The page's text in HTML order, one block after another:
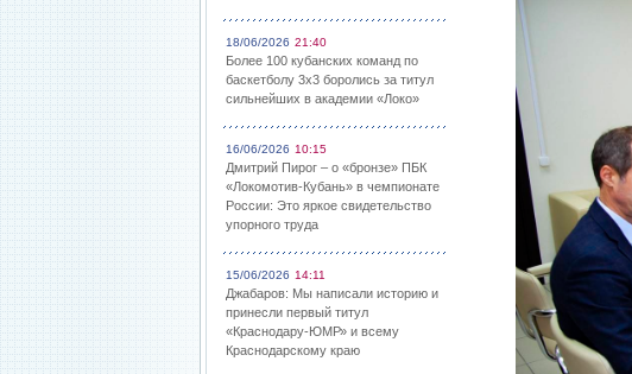
18/06/2026 21:40
Более 100 кубанских команд по
баскетболу 3х3 боролись за титул
сильнейших в академии «Локо»
16/06/2026 10:15
Дмитрий Пирог – о «бронзе» ПБК
«Локомотив-Кубань» в чемпионате
России: Это яркое свидетельство
упорного труда
15/06/2026 14:11
Джабаров: Мы написали историю и
принесли первый титул
«Краснодару-ЮМР» и всему
Краснодарскому краю